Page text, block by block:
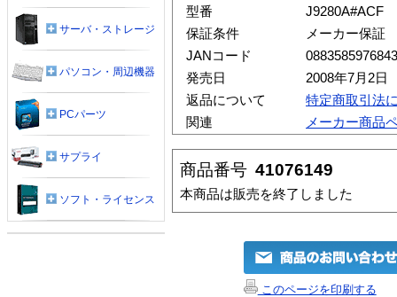
型番
J9280A#ACF
保証条件
メーカー保証
JANコード
0883585976843
発売日
2008年7月2日
返品について
特定商取引法
関連
メーカー商品
商品番号 41076149
本商品は販売を終了しました
このページを印刷する
サーバ・ストレージ
パソコン・周辺機器
PCパーツ
サプライ
ソフト・ライセンス